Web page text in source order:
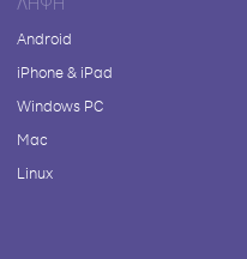
Android
iPhone & iPad
Windows PC
Mac
Linux